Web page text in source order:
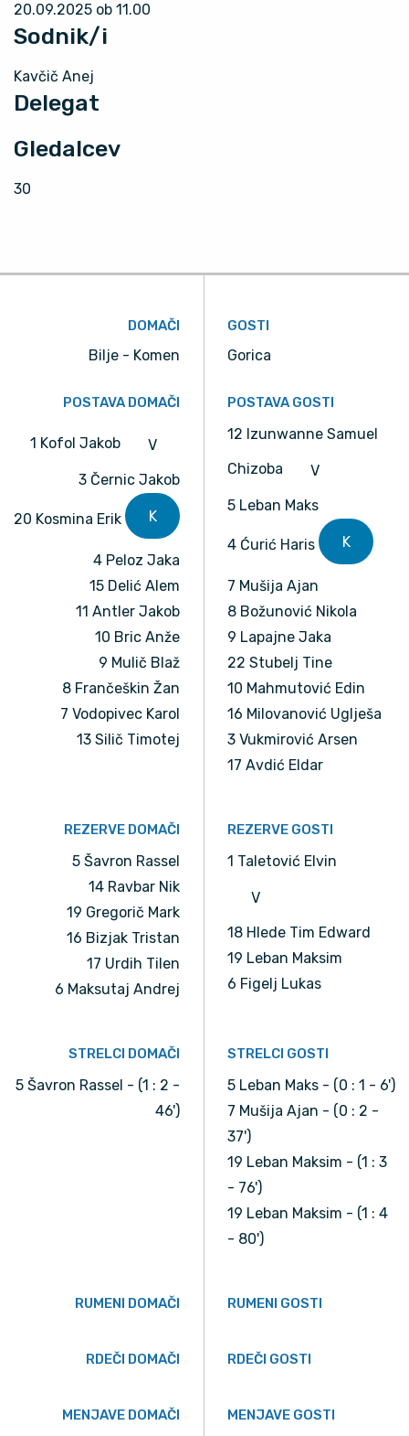
20.09.2025 ob 11.00
Sodnik/i
Kavčič Anej
Delegat
Gledalcev
30
DOMAČI
Bilje - Komen
GOSTI
Gorica
POSTAVA DOMAČI
1 Kofol Jakob V
3 Černic Jakob
20 Kosmina Erik K
4 Peloz Jaka
15 Delić Alem
11 Antler Jakob
10 Bric Anže
9 Mulič Blaž
8 Frančeškin Žan
7 Vodopivec Karol
13 Silič Timotej
POSTAVA GOSTI
12 Izunwanne Samuel
Chizoba V
5 Leban Maks
4 Ćurić Haris K
7 Mušija Ajan
8 Božunović Nikola
9 Lapajne Jaka
22 Stubelj Tine
10 Mahmutović Edin
16 Milovanović Uglješa
3 Vukmirović Arsen
17 Avdić Eldar
REZERVE DOMAČI
5 Šavron Rassel
14 Ravbar Nik
19 Gregorič Mark
16 Bizjak Tristan
17 Urdih Tilen
6 Maksutaj Andrej
REZERVE GOSTI
1 Taletović Elvin
V
18 Hlede Tim Edward
19 Leban Maksim
6 Figelj Lukas
STRELCI DOMAČI
5 Šavron Rassel - (1 : 2 -
46')
STRELCI GOSTI
5 Leban Maks - (0 : 1 - 6')
7 Mušija Ajan - (0 : 2 -
37')
19 Leban Maksim - (1 : 3
- 76')
19 Leban Maksim - (1 : 4
- 80')
RUMENI DOMAČI RUMENI GOSTI
RDEČI DOMAČI RDEČI GOSTI
MENJAVE DOMAČI MENJAVE GOSTI